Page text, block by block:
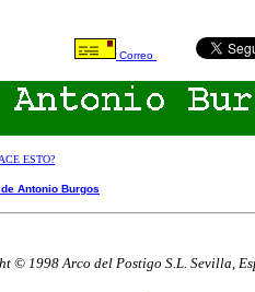
Correo
ESTO?
Antonio Burgos
© 1998 Arco del Postigo S.L. Sevilla,